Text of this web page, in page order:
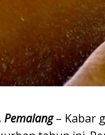
Pemalang– Kabar